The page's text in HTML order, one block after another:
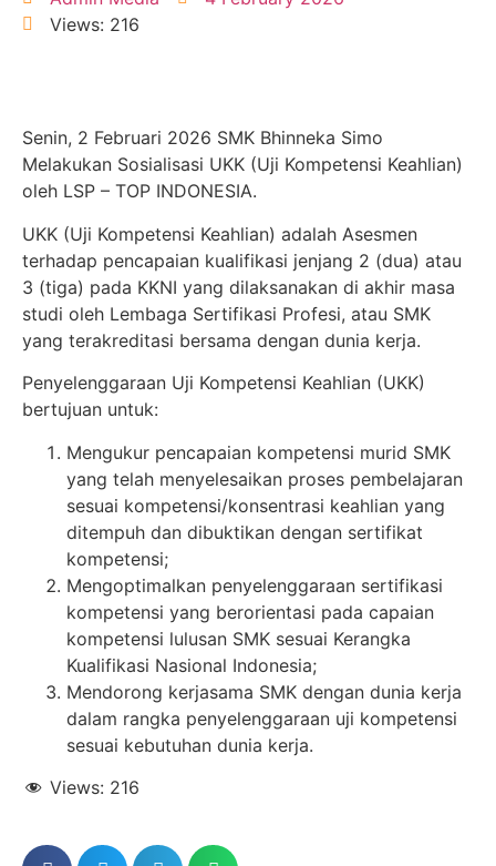
Views: 216
Senin, 2 Februari 2026 SMK Bhinneka Simo
Melakukan Sosialisasi UKK (Uji Kompetensi Keahlian)
oleh LSP – TOP INDONESIA.
UKK (Uji Kompetensi Keahlian) adalah Asesmen
terhadap pencapaian kualifikasi jenjang 2 (dua) atau
3 (tiga) pada KKNI yang dilaksanakan di akhir masa
studi oleh Lembaga Sertifikasi Profesi, atau SMK
yang terakreditasi bersama dengan dunia kerja.
Penyelenggaraan Uji Kompetensi Keahlian (UKK)
bertujuan untuk:
Mengukur pencapaian kompetensi murid SMK
yang telah menyelesaikan proses pembelajaran
sesuai kompetensi/konsentrasi keahlian yang
ditempuh dan dibuktikan dengan sertifikat
kompetensi;
Mengoptimalkan penyelenggaraan sertifikasi
kompetensi yang berorientasi pada capaian
kompetensi lulusan SMK sesuai Kerangka
Kualifikasi Nasional Indonesia;
Mendorong kerjasama SMK dengan dunia kerja
dalam rangka penyelenggaraan uji kompetensi
sesuai kebutuhan dunia kerja.
Views: 216